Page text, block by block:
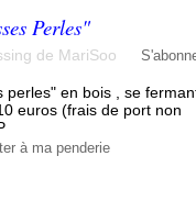
Perles"
de MariSoo
perles" en bois , se
euros (frais de port non
à ma penderie